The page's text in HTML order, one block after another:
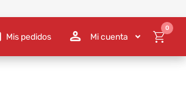
Mis pedidos Mi cuenta
0